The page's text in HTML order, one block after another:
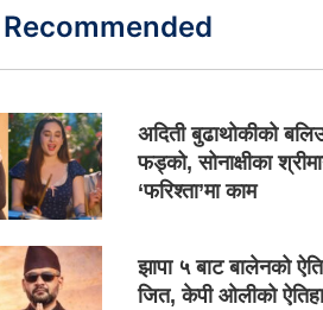
Recommended
अदिती बुढाथोकीको
फड्को, सोनाक्षीका
‘फरिश्ता’मा काम
झापा ५ बाट बालेनको
जित, केपी ओलीको